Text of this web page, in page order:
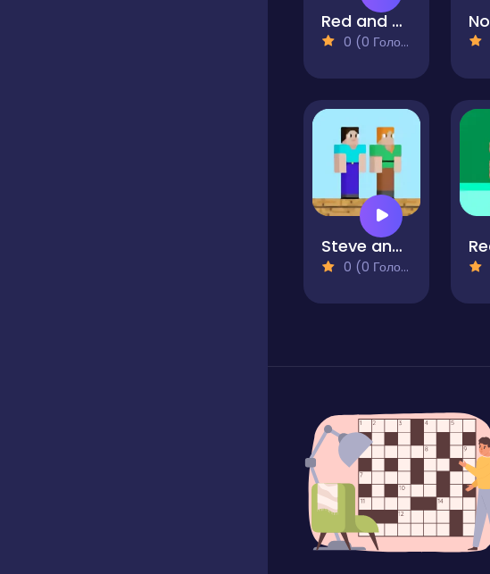
Red and Green Rainbow
0 (0 Голосів)
Steve and Alex
0 (0 Голосів)